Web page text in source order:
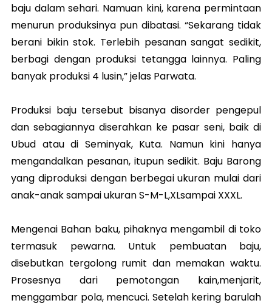
baju dalam sehari. Namuan kini, karena permintaan
menurun produksinya pun dibatasi. “Sekarang tidak
berani bikin stok. Terlebih pesanan sangat sedikit,
berbagi dengan produksi tetangga lainnya. Paling
banyak produksi 4 lusin,” jelas Parwata.
Produksi baju tersebut bisanya disorder pengepul
dan sebagiannya diserahkan ke pasar seni, baik di
Ubud atau di Seminyak, Kuta. Namun kini hanya
mengandalkan pesanan, itupun sedikit. Baju Barong
yang diproduksi dengan berbegai ukuran mulai dari
anak-anak sampai ukuran S-M-L,XLsampai XXXL.
Mengenai Bahan baku, pihaknya mengambil di toko
termasuk pewarna. Untuk pembuatan baju,
disebutkan tergolong rumit dan memakan waktu.
Prosesnya dari pemotongan kain,menjarit,
menggambar pola, mencuci. Setelah kering barulah